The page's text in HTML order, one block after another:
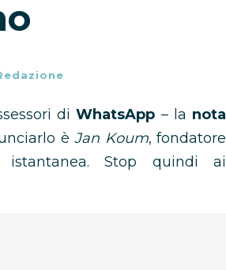
diWhatsApp – la nota
è Jan Koum, fondatore
Stop quindi ai